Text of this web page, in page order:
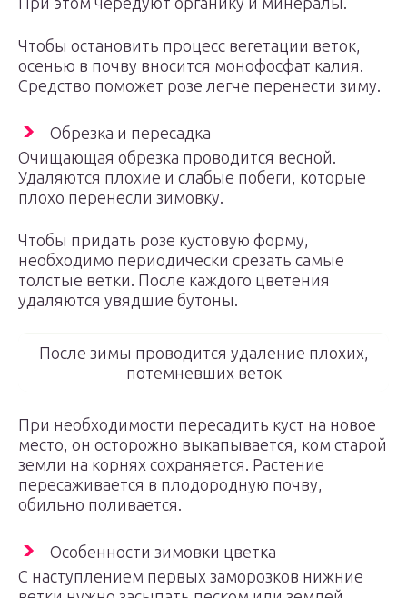
Чтобы остановить процесс вегетации веток,
осенью в почву вносится монофосфат калия.
Средство поможет розе легче перенести зиму.
Обрезка и пересадка
Очищающая обрезка проводится весной.
Удаляются плохие и слабые побеги, которые
плохо перенесли зимовку.
Чтобы придать розе кустовую форму,
необходимо периодически срезать самые
толстые ветки. После каждого цветения
удаляются увядшие бутоны.
После зимы проводится удаление плохих,
потемневших веток
При необходимости пересадить куст на новое
место, он осторожно выкапывается, ком старой
земли на корнях сохраняется. Растение
пересаживается в плодородную почву,
обильно поливается.
Особенности зимовки цветка
С наступлением первых заморозков нижние